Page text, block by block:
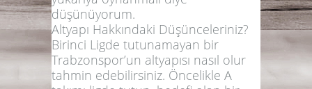
düşünüyorum.
Altyapı Hakkındaki Düşünceleriniz?
Birinci Ligde tutunamayan bir
Trabzonspor’un altyapısı nasıl olur
tahmin edebilirsiniz. Öncelikle A